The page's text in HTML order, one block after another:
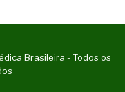
Brasileira - Todos os